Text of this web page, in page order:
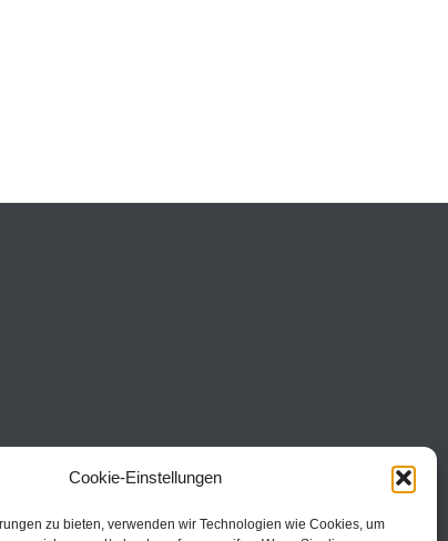
Cookie-Einstellungen
zu bieten, verwenden wir Technologien wie Cookies, um